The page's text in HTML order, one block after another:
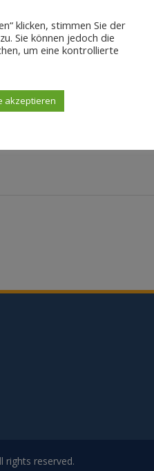
rights reserved.
klicken, stimmen Sie der
Sie können jedoch die
um eine kontrollierte
akzeptieren